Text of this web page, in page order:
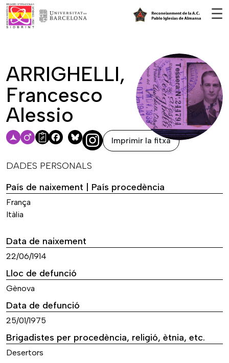
☰
ARRIGHELLI,
Francesco
Alessio
Facebook
Bluesky Imprimir la fitxa
DADES PERSONALS
País de naixement | País procedència
França
Itàlia
Data de naixement
22/06/1914
Lloc de defunció
Gènova
Data de defunció
25/01/1975
Brigadistes per procedència, religió, ètnia, etc.
Desertors